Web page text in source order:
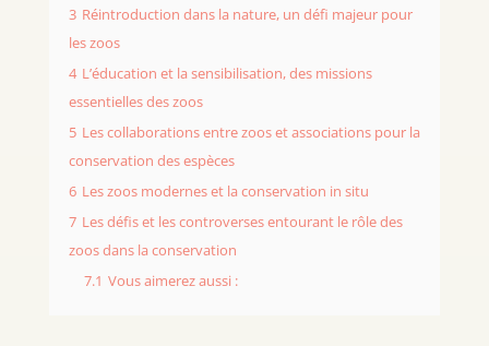
3 Réintroduction dans la nature, un défi majeur pour
les zoos
4 L’éducation et la sensibilisation, des missions
essentielles des zoos
5 Les collaborations entre zoos et associations pour la
conservation des espèces
6 Les zoos modernes et la conservation in situ
7 Les défis et les controverses entourant le rôle des
zoos dans la conservation
7.1 Vous aimerez aussi :